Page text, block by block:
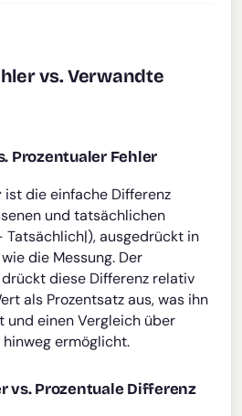
vs. Verwandte
Prozentualer Fehler
ist die einfache Differenz
und tatsächlichen
ausgedrückt in
die Messung. Der
drückt diese Differenz relativ
als Prozentsatz aus, was ihn
und einen Vergleich über
ermöglicht.
vs. Prozentuale Differenz